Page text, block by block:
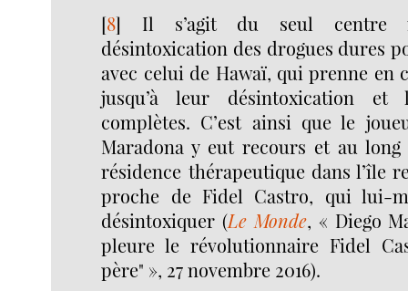
[8] Il s’agit du seul centre
désintoxication des drogues dures
avec celui de Hawaï, qui prenne en
jusqu’à leur désintoxication et
complètes. C’est ainsi que le
Maradona y eut recours et au
résidence thérapeutique dans l’île
proche de Fidel Castro, qui lui-
désintoxiquer (Le Monde, « Diego
pleure le révolutionnaire Fidel
père" », 27 novembre 2016).